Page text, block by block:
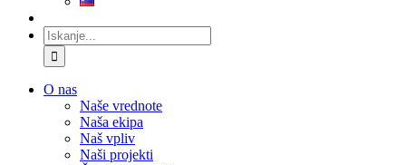
Iskanje:
O nas
Naše vrednote
Naša ekipa
Naš vpliv
Naši projekti